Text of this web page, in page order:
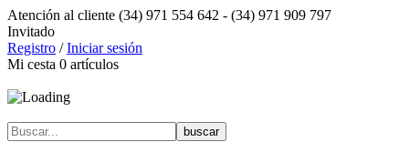
Atención al cliente (34) 971 554 642 - (34) 971 909 797
Invitado
Registro /Iniciar sesión
Mi cesta 0 artículos